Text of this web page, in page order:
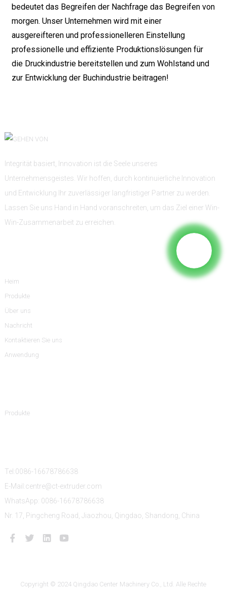
bedeutet das Begreifen der Nachfrage das Begreifen von
morgen. Unser Unternehmen wird mit einer
ausgereifteren und professionelleren Einstellung
professionelle und effiziente Produktionslösungen für
die Druckindustrie bereitstellen und zum Wohlstand und
zur Entwicklung der Buchindustrie beitragen!
Integrität basiert, Innovation ist die Seele unseres
Unternehmensgeistes. Wir hoffen, durch kontinuierliche Innovation
und Entwicklung Ihr zuverlässiger langfristiger Partner zu werden.
Lassen Sie uns Hand in Hand voranschreiten, um das Ziel einer Win-
Win-Zusammenarbeit zu erreichen.
Heim
Produkte
Über uns
Nachricht
Kontaktieren Sie uns
Anwendung
Produkte
Tel:0086-16678786638
E-Mail:centre@ct-extruder.com
WhatsApp: 0086-16678786638
Nr. 17, Pingcheng Road, Jiaozhou, Qingdao, Shandong, China
Copyright © 2024 Qingdao Center Machinery Co., Ltd. Alle Rechte